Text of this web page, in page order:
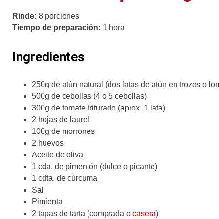
Rinde: 8 porciones
Tiempo de preparación: 1 hora
Ingredientes
250g de atún natural (dos latas de atún en trozos o
500g de cebollas (4 o 5 cebollas)
300g de tomate triturado (aprox. 1 lata)
2 hojas de laurel
100g de morrones
2 huevos
Aceite de oliva
1 cda. de pimentón (dulce o picante)
1 cdta. de cúrcuma
Sal
Pimienta
2 tapas de tarta (comprada o casera)